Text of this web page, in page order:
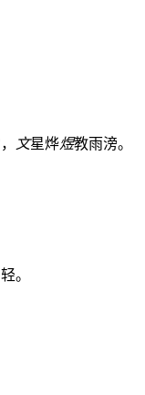
文星烨煜教雨滂。
。